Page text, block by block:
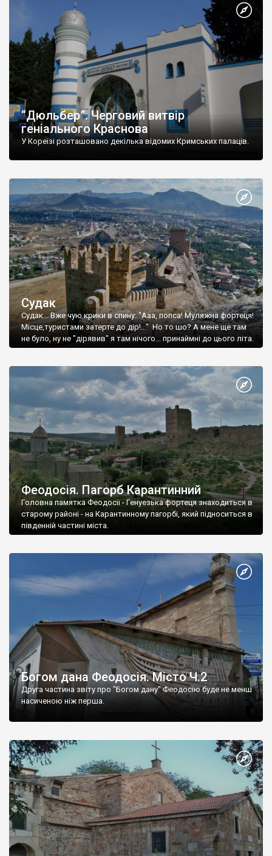
“Дюльбер”. Черговий витвір
геніального Краснова
У Кореїзі розташовано декілька відомих Кримських палаців.
Судак
Судак... Вже чую крики в спину: "Ааа, попса! Муляжна фортеця!
Місце,туристами затерте до дір!..." Но то шо? А мене ще там
не було, ну не "дірявив" я там нічого... принаймні до цього літа.
Феодосія. Пагорб Карантинний
Головна памятка Феодосії - Генуезька фортеця знаходиться в
старому районі - на Карантинному пагорбі, який підноситься в
південній частині міста.
Богом дана Феодосія. Місто Ч.2
Друга частина звіту про "Богом дану" Феодосію буде не менш
насиченою ніж перша.